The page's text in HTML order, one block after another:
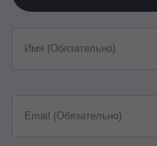
Имя (Обязательно)
Email (Обязательно)